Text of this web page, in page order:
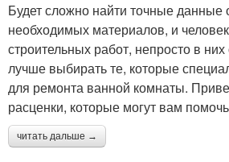
Будет сложно найти точные данные
необходимых материалов, и
строительных работ, непросто в
лучше выбирать те, которые
для ремонта ванной комнаты.
расценки, которые могут вам
читать дальше →